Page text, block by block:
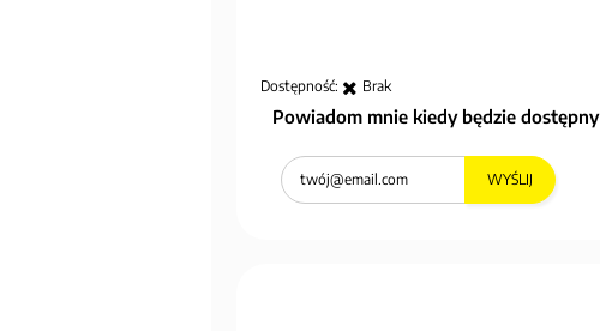
Dostępność: Brak
Powiadom mnie kiedy będzie dostępny
WYŚLIJ